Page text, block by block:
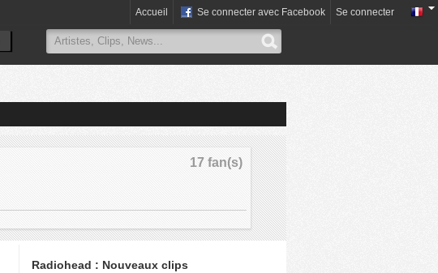
Accueil Se connecter avec Facebook Se connecter
17 fan(s)
Radiohead : Nouveaux clips